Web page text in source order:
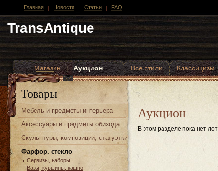
Главная Новости Статьи FAQ
TransAntique
Магазин | Аукцион Все стили
Классицизм
Другие стили
Товары
Мебель и предметы интерьера
Аксессуары и предметы обихода
Скульптуры, композиции, статуэтки
Фарфор, стекло
Сервизы, наборы
Вазы, кувшины, кашпо
Аукцион
В этом разделе пока нет